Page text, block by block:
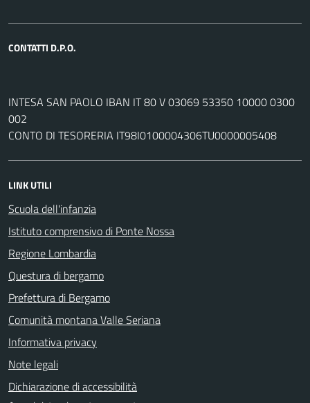
CONTATTI D.P.O.
INTESA SAN PAOLO IBAN IT 80 V 03069 53350 10000 0300
002
CONTO DI TESORERIA IT98I0100004306TU0000005408
LINK UTILI
Scuola dell'infanzia
Istituto comprensivo di Ponte Nossa
Regione Lombardia
Questura di bergamo
Prefettura di Bergamo
Comunità montana Valle Seriana
Informativa privacy
Note legali
Dichiarazione di accessibilità